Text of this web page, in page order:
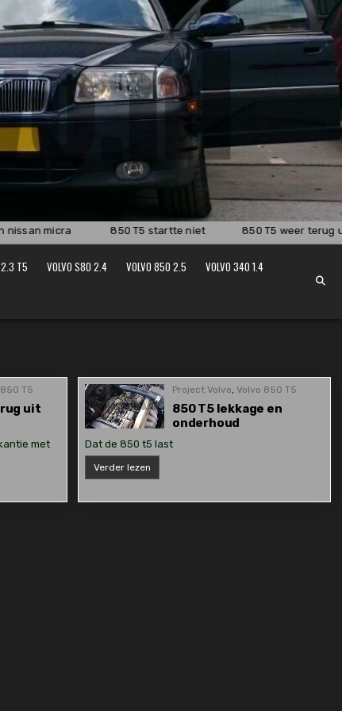
micra 850 T5 startte niet 850 T5 weer terug uit
T5 VOLVO S80 2.4 VOLVO 850 2.5
VOLVO 340 1.4
T5
uit
met
Project Volvo,Volvo 850 T5
850 T5 lekkage en
onderhoud
Dat de 850 t5 last
Verder lezen
T5
onderhoud